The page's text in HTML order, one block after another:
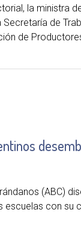
la ministra
Secretaría de
de
(ABC)
escuelas con su